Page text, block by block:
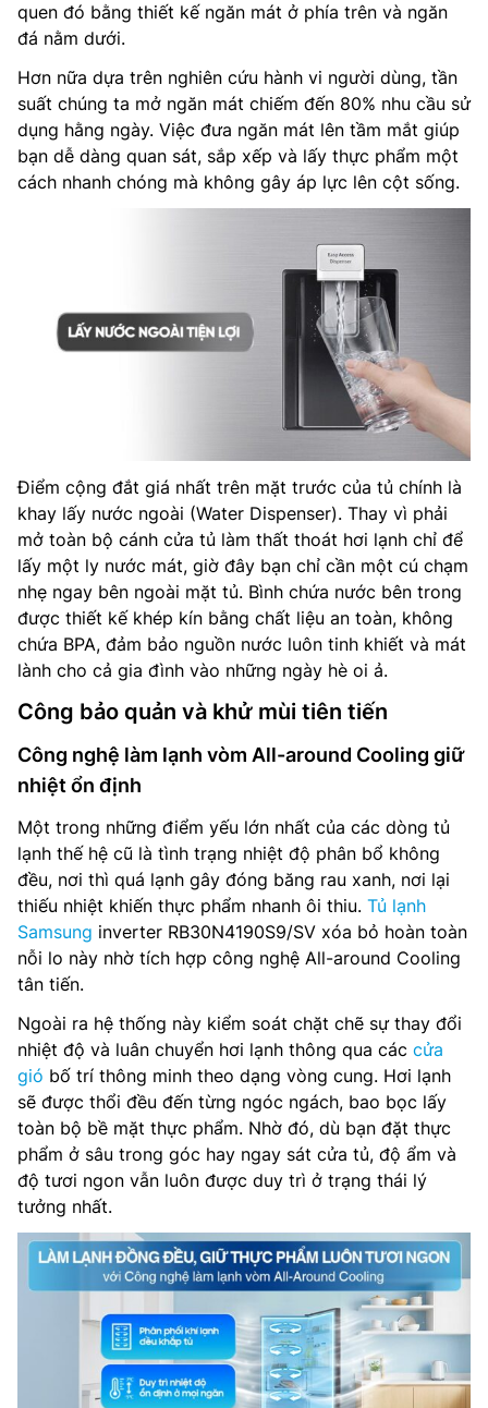
quen đó bằng thiết kế ngăn mát ở phía trên và ngăn
đá nằm dưới.
Hơn nữa dựa trên nghiên cứu hành vi người dùng, tần
suất chúng ta mở ngăn mát chiếm đến 80% nhu cầu sử
dụng hằng ngày. Việc đưa ngăn mát lên tầm mắt giúp
bạn dễ dàng quan sát, sắp xếp và lấy thực phẩm một
cách nhanh chóng mà không gây áp lực lên cột sống.
Điểm cộng đắt giá nhất trên mặt trước của tủ chính là
khay lấy nước ngoài (Water Dispenser). Thay vì phải
mở toàn bộ cánh cửa tủ làm thất thoát hơi lạnh chỉ để
lấy một ly nước mát, giờ đây bạn chỉ cần một cú chạm
nhẹ ngay bên ngoài mặt tủ. Bình chứa nước bên trong
được thiết kế khép kín bằng chất liệu an toàn, không
chứa BPA, đảm bảo nguồn nước luôn tinh khiết và mát
lành cho cả gia đình vào những ngày hè oi ả.
Công bảo quản và khử mùi tiên tiến
Công nghệ làm lạnh vòm All-around Cooling giữ
nhiệt ổn định
Một trong những điểm yếu lớn nhất của các dòng tủ
lạnh thế hệ cũ là tình trạng nhiệt độ phân bổ không
đều, nơi thì quá lạnh gây đóng băng rau xanh, nơi lại
thiếu nhiệt khiến thực phẩm nhanh ôi thiu. Tủ lạnh
Samsung inverter RB30N4190S9/SV xóa bỏ hoàn toàn
nỗi lo này nhờ tích hợp công nghệ All-around Cooling
tân tiến.
Ngoài ra hệ thống này kiểm soát chặt chẽ sự thay đổi
nhiệt độ và luân chuyển hơi lạnh thông qua các cửa
gió bố trí thông minh theo dạng vòng cung. Hơi lạnh
sẽ được thổi đều đến từng ngóc ngách, bao bọc lấy
toàn bộ bề mặt thực phẩm. Nhờ đó, dù bạn đặt thực
phẩm ở sâu trong góc hay ngay sát cửa tủ, độ ẩm và
độ tươi ngon vẫn luôn được duy trì ở trạng thái lý
tưởng nhất.